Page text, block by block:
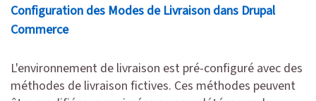
Configuration des Modes de Livraison dans Drupal
Commerce
L'environnement de livraison est pré-configuré avec des
méthodes de livraison fictives. Ces méthodes peuvent